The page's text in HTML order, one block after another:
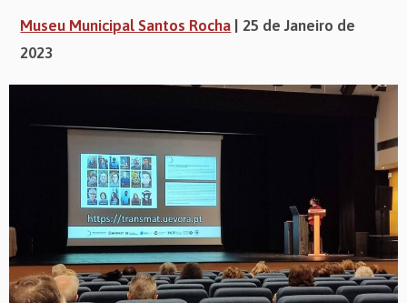
Museu Municipal Santos Rocha | 25 de Janeiro de
2023